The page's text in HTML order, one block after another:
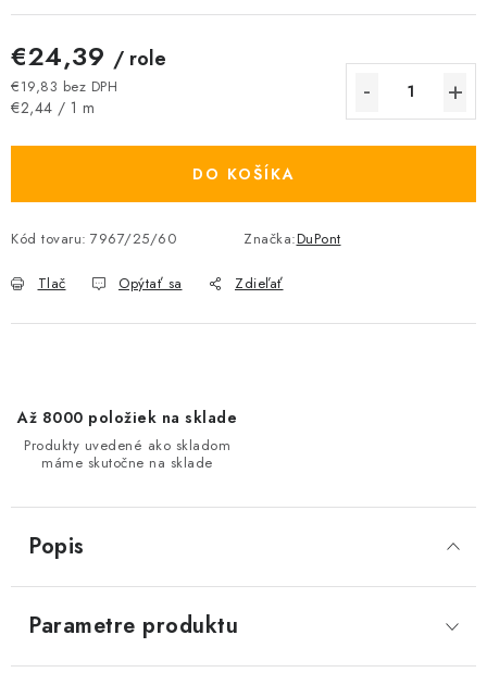
€24,39 / role
€19,83 bez DPH
Jednotková cena:
€2,44 / 1 m
DO KOŠÍKA
Kód tovaru: 7967/25/60 Značka:DuPont
Tlač Opýtať sa Zdieľať
Až 8000 položiek na sklade
Produkty uvedené ako skladom
máme skutočne na sklade
Popis
Parametre produktu